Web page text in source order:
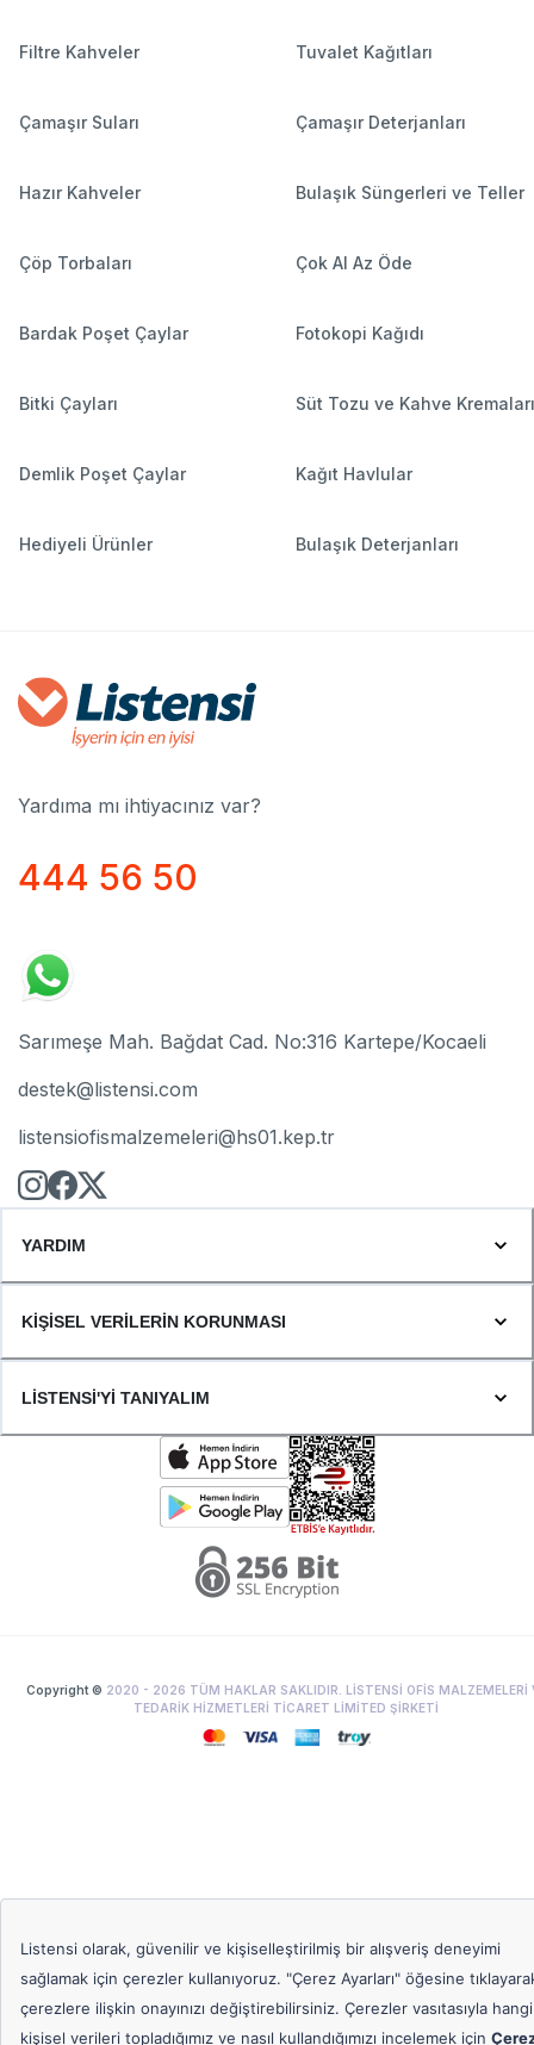
Filtre Kahveler Tuvalet Kağıtları
Çamaşır Suları Çamaşır Deterjanları
Hazır Kahveler Bulaşık Süngerleri ve Teller
Çöp Torbaları Çok Al Az Öde
Bardak Poşet Çaylar Fotokopi Kağıdı
Bitki Çayları Süt Tozu ve Kahve Kremaları
Demlik Poşet Çaylar Kağıt Havlular
Hediyeli Ürünler Bulaşık Deterjanları
Yardıma mı ihtiyacınız var?
444 56 50
Sarımeşe Mah. Bağdat Cad. No:316 Kartepe/Kocaeli
destek@listensi.com
listensiofismalzemeleri@hs01.kep.tr
YARDIM
KİŞİSEL VERİLERİN KORUNMASI
LİSTENSİ'Yİ TANIYALIM
Copyright © 2020 - 2026 TÜM HAKLAR SAKLIDIR. LİSTENSİ OFİS MALZEMELERİ
TEDARİK HİZMETLERİ TİCARET LİMİTED ŞİRKETİ